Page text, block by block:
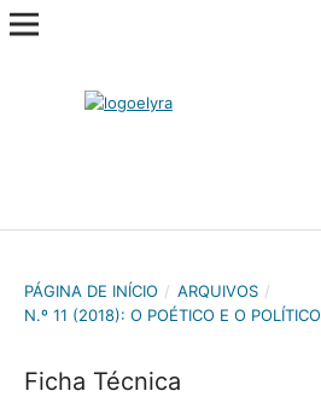
PÁGINA DE INÍCIO / ARQUIVOS /
N.º 11 (2018): O POÉTICO E O POLÍTICO
Ficha Técnica